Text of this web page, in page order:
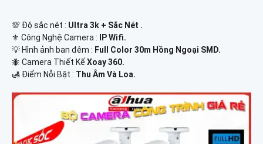
💯 Độ sắc nét : Ultra 3k + Sắc Nét .
⚜️ Công Nghệ Camera :
IP Wifi.
💡 Hình ảnh ban đêm : Full Color 30m Hồng Ngoại SMD.
🐜 Camera Thiết Kế Xoay 360.
️🛃 Điểm Nỗi Bật : Thu Âm Và Loa.